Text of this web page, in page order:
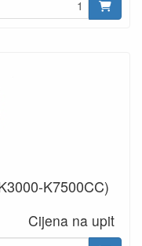
K7500CC)
Cijena na upit